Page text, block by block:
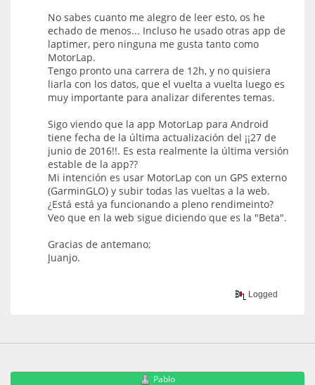
No sabes cuanto me alegro de leer esto, os he
echado de menos... Incluso he usado otras app de
laptimer, pero ninguna me gusta tanto como
MotorLap.
Tengo pronto una carrera de 12h, y no quisiera
liarla con los datos, que el vuelta a vuelta luego es
muy importante para analizar diferentes temas.
Sigo viendo que la app MotorLap para Android
tiene fecha de la última actualización del ¡¡27 de
junio de 2016!!. Es esta realmente la última versión
estable de la app??
Mi intención es usar MotorLap con un GPS externo
(GarminGLO) y subir todas las vueltas a la web.
¿Está está ya funcionando a pleno rendimeinto?
Veo que en la web sigue diciendo que es la "Beta".
Gracias de antemano;
Juanjo.
Logged
Pablo